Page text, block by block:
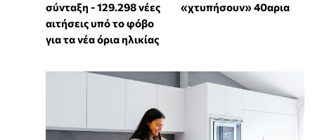
σύνταξη - 129.298 νέες
αιτήσεις υπό το φόβο
για τα νέα όρια ηλικίας
«χτυπήσουν» 40αρια